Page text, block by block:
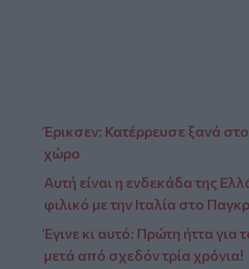
Έρικσεν: Κατέρρευσε ξανά
χώρο
Αυτή είναι η ενδεκάδα της
φιλικό με την Ιταλία στο
Έγινε κι αυτό: Πρώτη ήττα για
μετά από σχεδόν τρία χρόνια!